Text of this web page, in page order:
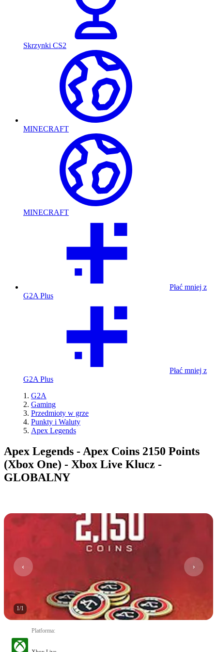
Skrzynki CS2
MINECRAFT
MINECRAFT
Płać mniej z
G2A Plus
Płać mniej z
G2A Plus
G2A
Gaming
Przedmioty w grze
Punkty i Waluty
Apex Legends
Apex Legends - Apex Coins 2150 Points
(Xbox One) - Xbox Live Klucz -
GLOBALNY
1/1
Platforma: